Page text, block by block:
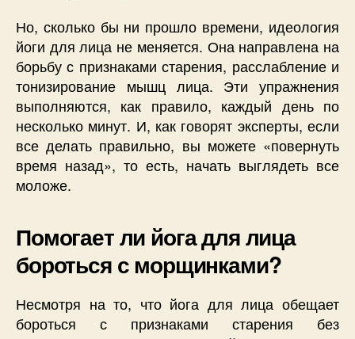
Но, сколько бы ни прошло времени, идеология
йоги для лица не меняется. Она направлена на
борьбу с признаками старения, расслабление и
тонизирование мышц лица. Эти упражнения
выполняются, как правило, каждый день по
несколько минут. И, как говорят эксперты, если
все делать правильно, вы можете «повернуть
время назад», то есть, начать выглядеть все
моложе.
Помогает ли йога для лица
бороться с морщинками?
Несмотря на то, что йога для лица обещает
бороться с признаками старения без